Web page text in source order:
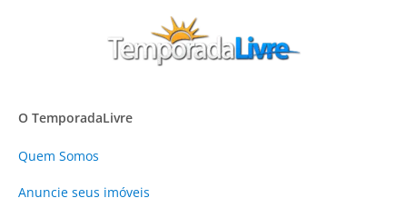
O TemporadaLivre
Quem Somos
Anuncie seus imóveis